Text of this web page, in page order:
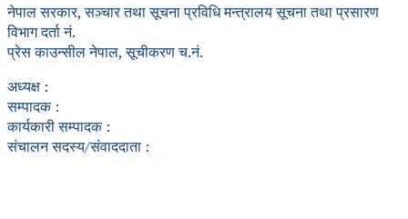
नेपाल सरकार, सञ्चार तथा सूचना प्रविधि मन्त्रालय सूचना तथा प्रसारण
विभाग दर्ता नं.
प्रेस काउन्सील नेपाल, सूचीकरण च.नं.
अध्यक्ष :
सम्पादक :
कार्यकारी सम्पादक :
संचालन सदस्य/संवाददाता :